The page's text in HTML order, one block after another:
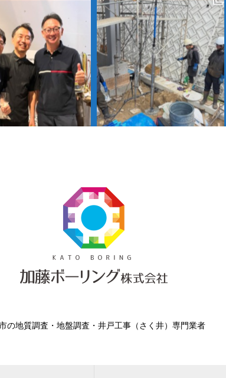
の地質調査・地盤調査・井戸工事（さく井）専門業者